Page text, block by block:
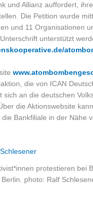
und Allianz auffordert,
Die Petition wurde
und 11 Organisationen
unterstützt
die von ICAN
sich an die deutschen
die Aktionswebsite
Bankfiliale in der Nähe
protestieren bei
Berlin. photo: Ralf